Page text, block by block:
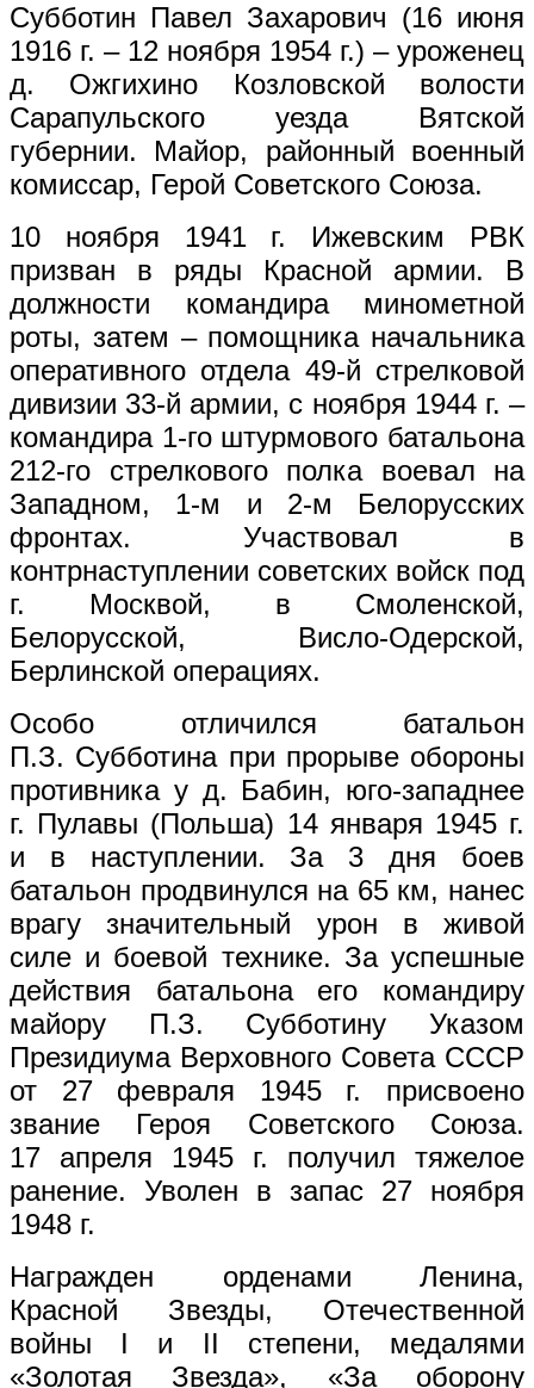
Субботин Павел Захарович (16 июня
1916 г. – 12 ноября 1954 г.) – уроженец
д. Ожгихино Козловской волости
Сарапульского уезда Вятской
губернии. Майор, районный военный
комиссар, Герой Советского Союза.
10 ноября 1941 г. Ижевским РВК
призван в ряды Красной армии. В
должности командира минометной
роты, затем – помощника начальника
оперативного отдела 49-й стрелковой
дивизии 33-й армии, с ноября 1944 г. –
командира 1-го штурмового батальона
212-го стрелкового полка воевал на
Западном, 1-м и 2-м Белорусских
фронтах. Участвовал в
контрнаступлении советских войск под
г. Москвой, в Смоленской,
Белорусской, Висло-Одерской,
Берлинской операциях.
Особо отличился батальон
П.З. Субботина при прорыве обороны
противника у д. Бабин, юго-западнее
г. Пулавы (Польша) 14 января 1945 г.
и в наступлении. За 3 дня боев
батальон продвинулся на 65 км, нанес
врагу значительный урон в живой
силе и боевой технике. За успешные
действия батальона его командиру
майору П.З. Субботину Указом
Президиума Верховного Совета СССР
от 27 февраля 1945 г. присвоено
звание Героя Советского Союза.
17 апреля 1945 г. получил тяжелое
ранение. Уволен в запас 27 ноября
1948 г.
Награжден орденами Ленина,
Красной Звезды, Отечественной
войны I и II степени, медалями
«Золотая Звезда», «За оборону